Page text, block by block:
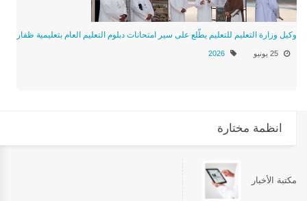
وكيل وزارة التعليم للتعليم يطّلع على سير امتحانات دبلوم التعليم العام بتعليمية ظفار
25 يونيو 2026
انظمة مختارة
مكتبة الأخبار